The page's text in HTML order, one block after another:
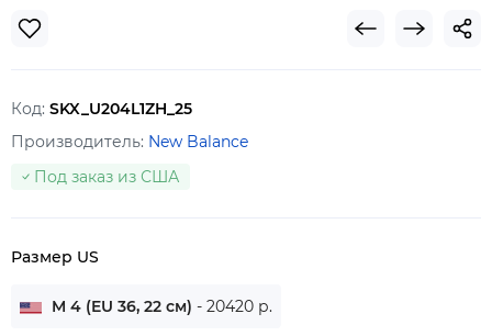
Код: SKX_U204L1ZH_25
Производитель: New Balance
Под заказ из США
Размер US
M 4 (EU 36, 22 см) - 20420 р.